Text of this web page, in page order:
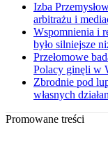
Izba
arbitrażu i
Wspomnienia i
było silniejsze
Przełomowe
Polacy ginęli w
Zbrodnie pod
własnych
Promowane treści